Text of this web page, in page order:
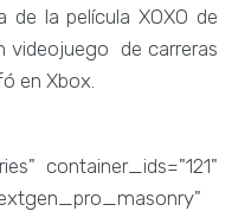
de la película XOXO de
videojuego de carreras
en Xbox.
container_ids="121"